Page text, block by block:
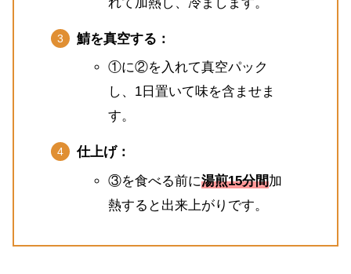
鯖を真空する：
①に②を入れて真空パック
し、1日置いて味を含ませま
す。
仕上げ：
③を食べる前に湯煎15分間加
熱すると出来上がりです。